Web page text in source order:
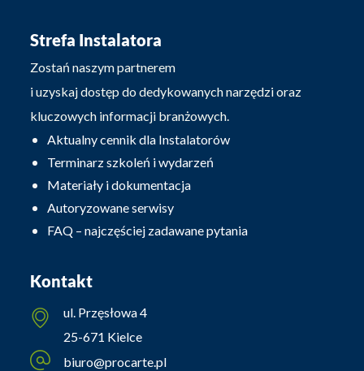
Strefa Instalatora
Zostań naszym partnerem
i uzyskaj dostęp do dedykowanych narzędzi oraz
kluczowych informacji branżowych.
Aktualny cennik dla Instalatorów
Terminarz szkoleń i wydarzeń
Materiały i dokumentacja
Autoryzowane serwisy
FAQ – najczęściej zadawane pytania
Kontakt
ul. Przęsłowa 4
25-671 Kielce
biuro@procarte.pl